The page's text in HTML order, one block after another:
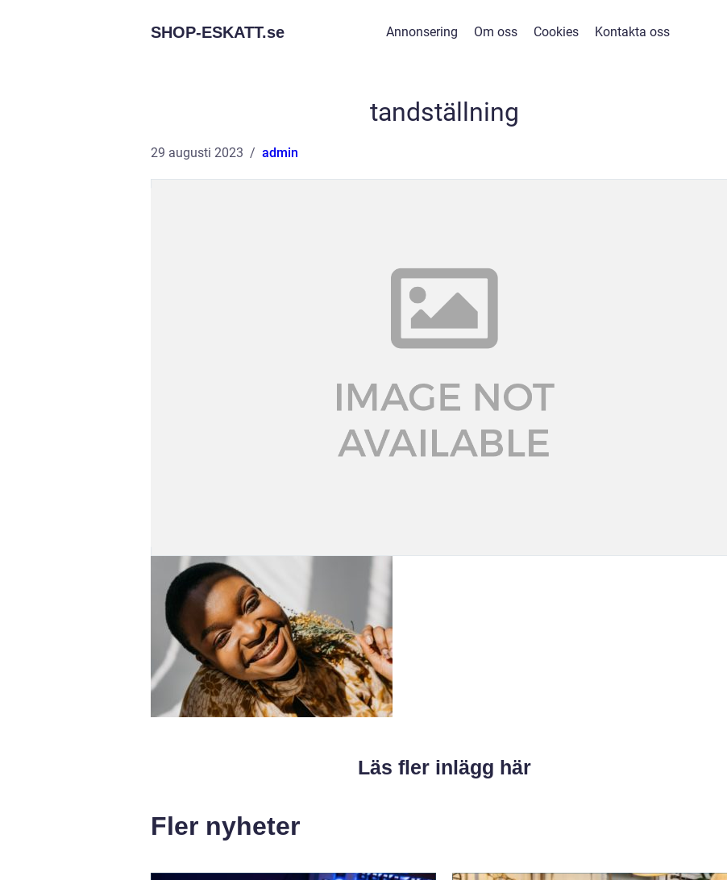
SHOP-ESKATT.se Annonsering Om oss Cookies Kontakta oss
tandställning
29 augusti 2023 admin
Läs fler inlägg här
Fler nyheter